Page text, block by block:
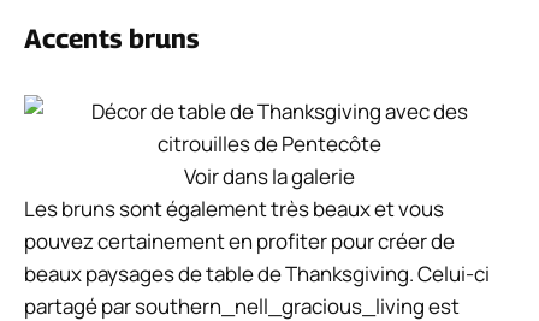
Accents bruns
Voir dans la galerie
Les bruns sont également très beaux et vous
pouvez certainement en profiter pour créer de
beaux paysages de table de Thanksgiving. Celui-ci
partagé par southern_nell_gracious_living est